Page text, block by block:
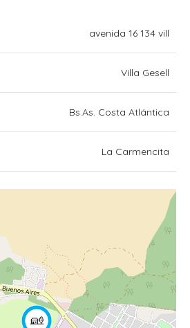
avenida 16 134 vill
Villa Gesell
Bs.As. Costa Atlántica
La Carmencita